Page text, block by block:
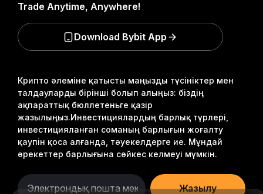
Крипто әлеміне қатысты маңызды түсініктер мен
талдауларды бірінші болып алыңыз: біздің
ақпараттық бюллетеньге қазір
жазылыңыз.Инвестициялардың барлық түрлері,
инвестицияланған соманың барлығын жоғалту
қаупін қоса алғанда, тәуекелдерге ие. Мұндай
әрекеттер барлығына сәйкес келмеуі мүмкін.
Жазылу
Trade Anytime, Anywhere!
Download Bybit App